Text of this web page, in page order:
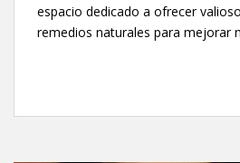
espacio dedicado a ofrecer
remedios naturales para mejorar